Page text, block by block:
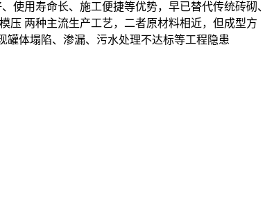
使用寿命长、施工便捷等优势，早已替代传统砖砌、
压 两种主流生产工艺，二者原材料相近，但成型方
体塌陷、渗漏、污水处理不达标等工程隐患